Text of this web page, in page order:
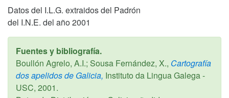
Datos del I.L.G. extraidos del Padrón
del I.N.E. del año 2001
Fuentes y bibliografía.
Boullón Agrelo, A.I.; Sousa Fernández, X., Cartografía
dos apelidos de Galicia, Instituto da Lingua Galega -
USC, 2001.